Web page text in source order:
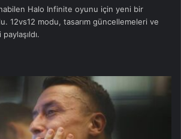
Halo Infinite oyunu için yeni bir
12vs12 modu, tasarım güncellemeleri ve